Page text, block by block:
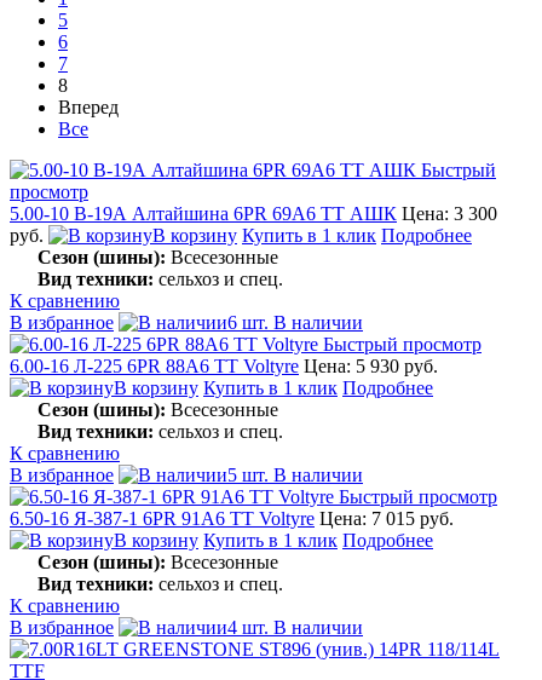
5
6
7
8
Вперед
Все
Быстрый
просмотр
5.00-10 В-19А Алтайшина 6PR 69A6 TT АШК Цена: 3 300
руб.
В корзину Купить в 1 клик Подробнее
Сезон (шины): Всесезонные
Вид техники: сельхоз и спец.
К сравнению
В избранное
6 шт. В наличии
Быстрый просмотр
6.00-16 Л-225 6PR 88A6 TT Voltyre Цена: 5 930 руб.
В корзину Купить в 1 клик Подробнее
Сезон (шины): Всесезонные
Вид техники: сельхоз и спец.
К сравнению
В избранное
5 шт. В наличии
Быстрый просмотр
6.50-16 Я-387-1 6PR 91A6 TT Voltyre Цена: 7 015 руб.
В корзину Купить в 1 клик Подробнее
Сезон (шины): Всесезонные
Вид техники: сельхоз и спец.
К сравнению
В избранное
4 шт. В наличии